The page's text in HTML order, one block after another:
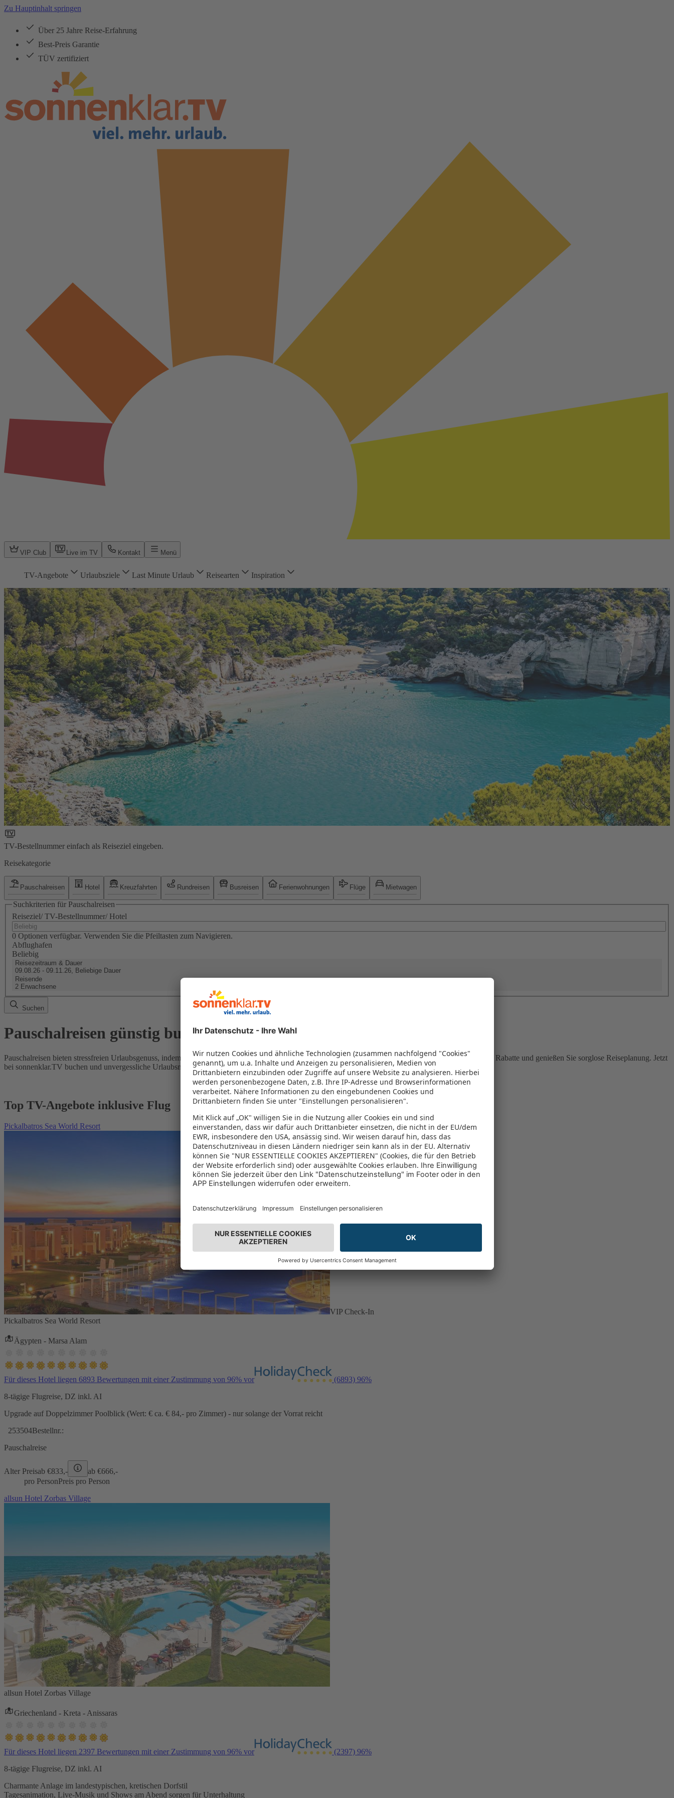
Zu Hauptinhalt springen
Über 25 Jahre Reise-Erfahrung
Best-Preis Garantie
TÜV zertifiziert
VIP Club Live im TV Kontakt Menü
TV-Angebote Urlaubsziele Last Minute Urlaub Reisearten Inspiration
TV-Bestellnummer einfach als Reiseziel eingeben.
Reisekategorie
Pauschalreisen Hotel Kreuzfahrten Rundreisen Busreisen Ferienwohnungen Flüge Mietwagen
Suchkriterien für Pauschalreisen
Reiseziel/ TV-Bestellnummer/ Hotel
0 Optionen verfügbar. Verwenden Sie die Pfeiltasten zum Navigieren.
Abflughafen
Beliebig
Reisezeitraum & Dauer
09.08.26 - 09.11.26, Beliebige Dauer
Reisende
2 Erwachsene
Suchen
Pauschalreisen günstig buchen
Pauschalreisen bieten stressfreien Urlaubsgenuss, indem Flug und Hotel in einem Paket kombiniert werden – das spart Zeit und Geld. Nutzen Sie attraktive Rabatte und genießen Sie sorglose Reiseplanung. Jetzt
bei sonnenklar.TV buchen und unvergessliche Urlaubsmomente erleben!
Top TV-Angebote inklusive Flug
Pickalbatros Sea World Resort
VIP Check-In
Pickalbatros Sea World Resort
Ägypten - Marsa Alam
Für dieses Hotel liegen 6893 Bewertungen mit einer Zustimmung von 96% vor (6893) 96%
8-tägige Flugreise, DZ inkl. AI
Upgrade auf Doppelzimmer Poolblick (Wert: € ca. € 84,- pro Zimmer) - nur solange der Vorrat reicht
253504Bestellnr.:
Pauschalreise
Alter Preisab €833,- ab €666,-
pro PersonPreis pro Person
allsun Hotel Zorbas Village
allsun Hotel Zorbas Village
Griechenland - Kreta - Anissaras
Für dieses Hotel liegen 2397 Bewertungen mit einer Zustimmung von 96% vor (2397) 96%
8-tägige Flugreise, DZ inkl. AI
Charmante Anlage im landestypischen, kretischen Dorfstil
Tagesanimation, Live-Musik und Shows am Abend sorgen für Unterhaltung